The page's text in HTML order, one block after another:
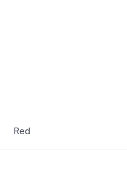
Red